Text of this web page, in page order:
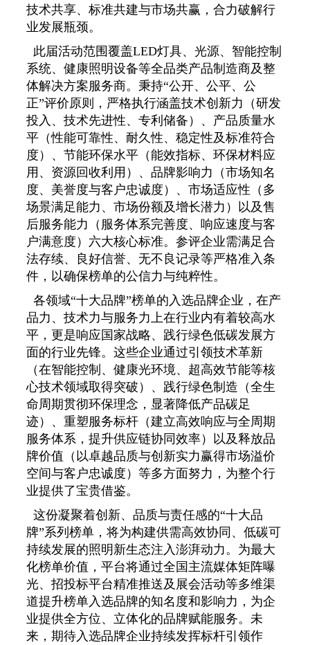
技术共享、标准共建与市场共赢，合力破解行
业发展瓶颈。
此届活动范围覆盖LED灯具、光源、智能控制
系统、健康照明设备等全品类产品制造商及整
体解决方案服务商。秉持“公开、公平、公
正”评价原则，严格执行涵盖技术创新力（研发
投入、技术先进性、专利储备）、产品质量水
平（性能可靠性、耐久性、稳定性及标准符合
度）、节能环保水平（能效指标、环保材料应
用、资源回收利用）、品牌影响力（市场知名
度、美誉度与客户忠诚度）、市场适应性（多
场景满足能力、市场份额及增长潜力）以及售
后服务能力（服务体系完善度、响应速度与客
户满意度）六大核心标准。参评企业需满足合
法存续、良好信誉、无不良记录等严格准入条
件，以确保榜单的公信力与纯粹性。
各领域“十大品牌”榜单的入选品牌企业，在产
品力、技术力与服务力上在行业内有着较高水
平，更是响应国家战略、践行绿色低碳发展方
面的行业先锋。这些企业通过引领技术革新
（在智能控制、健康光环境、超高效节能等核
心技术领域取得突破）、践行绿色制造（全生
命周期贯彻环保理念，显著降低产品碳足
迹）、重塑服务标杆（建立高效响应与全周期
服务体系，提升供应链协同效率）以及释放品
牌价值（以卓越品质与创新实力赢得市场溢价
空间与客户忠诚度）等多方面努力，为整个行
业提供了宝贵借鉴。
这份凝聚着创新、品质与责任感的“十大品
牌”系列榜单，将为构建供需高效协同、低碳可
持续发展的照明新生态注入澎湃动力。为最大
化榜单价值，平台将通过全国主流媒体矩阵曝
光、招投标平台精准推送及展会活动等多维渠
道提升榜单入选品牌的知名度和影响力，为企
业提供全方位、立体化的品牌赋能服务。未
来，期待入选品牌企业持续发挥标杆引领作